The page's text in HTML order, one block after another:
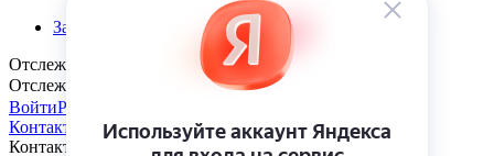
Заказы
Отслеживание заказа
Отслеживание заказа
ВойтиРегистрация
Контакты
Контакты